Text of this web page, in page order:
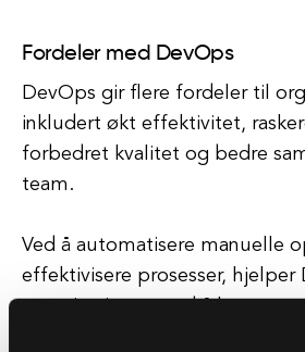
Fordeler med DevOps
DevOps gir flere fordeler til
inkludert økt effektivitet,
forbedret kvalitet og bedre
team.
Ved å automatisere manuelle
effektivisere prosesser, hjelper